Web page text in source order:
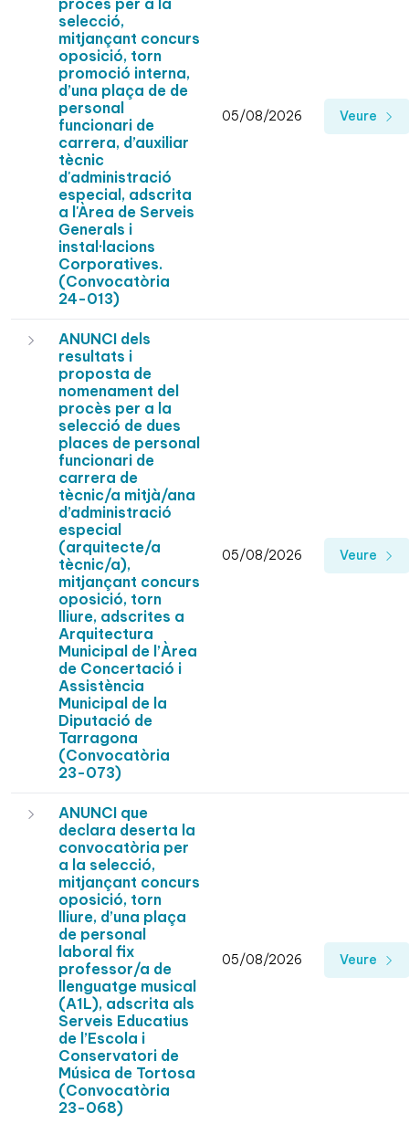
procés per a la
selecció,
mitjançant concurs
oposició, torn
promoció interna,
d’una plaça de de
personal
funcionari de
carrera, d’auxiliar
tècnic
d'administració
especial, adscrita
a l'Àrea de Serveis
Generals i
instal·lacions
Corporatives.
(Convocatòria
24-013)
05/08/2026 Veure
ANUNCI dels
resultats i
proposta de
nomenament del
procès per a la
selecció de dues
places de personal
funcionari de
carrera de
tècnic/a mitjà/ana
d’administració
especial
(arquitecte/a
tècnic/a),
mitjançant concurs
oposició, torn
lliure, adscrites a
Arquitectura
Municipal de l’Àrea
de Concertació i
Assistència
Municipal de la
Diputació de
Tarragona
(Convocatòria
23-073)
05/08/2026 Veure
ANUNCI que
declara deserta la
convocatòria per
a la selecció,
mitjançant concurs
oposició, torn
lliure, d’una plaça
de personal
laboral fix
professor/a de
llenguatge musical
(A1L), adscrita als
Serveis Educatius
de l’Escola i
Conservatori de
Música de Tortosa
(Convocatòria
23-068)
05/08/2026 Veure